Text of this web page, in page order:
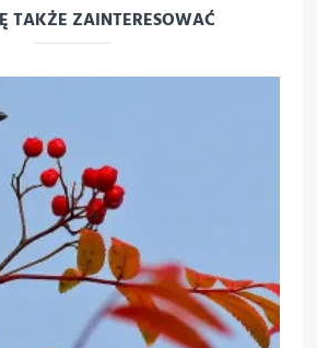
TAKŻE ZAINTERESOWAĆ